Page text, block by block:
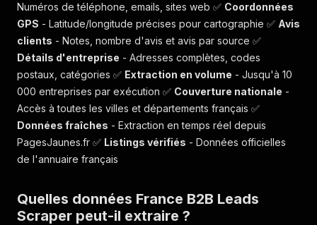
Numéros de téléphone, emails, sites web ✅ Coordonnées
GPS - Latitude/longitude précises pour cartographie ✅ Avis
clients - Notes, nombre d'avis et avis par source ✅
Détails d'entreprise - Adresses complètes, codes
postaux, catégories ✅ Extraction en volume - Jusqu'à 10
000 entreprises par exécution ✅ Couverture nationale -
Accès à toutes les villes et départements français ✅
Données fraîches - Extraction en temps réel depuis
PagesJaunes.fr ✅ Listings vérifiés - Données officielles
de l'annuaire français
Quelles données France B2B Leads
Scraper peut-il extraire ?